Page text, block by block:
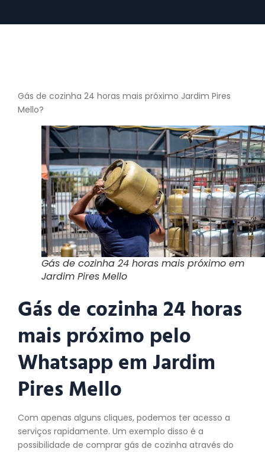
Gás de cozinha 24 horas mais próximo Jardim Pires
Mello?
Gás de cozinha 24 horas mais próximo em
Jardim Pires Mello
Gás de cozinha 24 horas
mais próximo pelo
Whatsapp em Jardim
Pires Mello
Com apenas alguns cliques, podemos ter acesso a
serviços rapidamente. Um exemplo disso é a
possibilidade de comprar gás de cozinha através do